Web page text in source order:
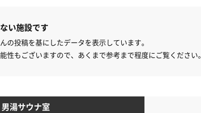
い施設です
の投稿を基にしたデータを表示しています。
性もございますので、あくまで参考まで程度にご覧ください。
男湯サウナ室